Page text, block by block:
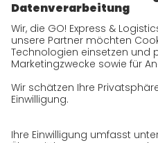
Historie
CSR
Qualität
Zertifizierungen
Referenzen
Auszeichnungen
Karriere